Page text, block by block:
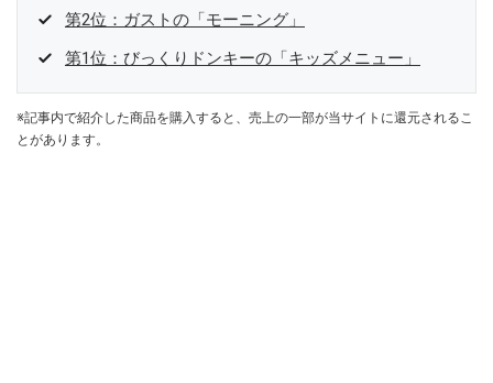
第2位：ガストの「モーニング」
第1位：びっくりドンキーの「キッズメニュー」
※記事内で紹介した商品を購入すると、売上の一部が当サイトに還元されるこ
とがあります。